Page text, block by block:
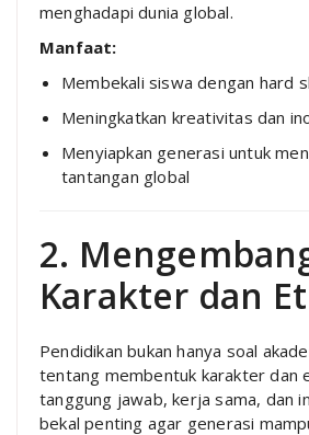
menghadapi dunia global.
Manfaat:
Membekali siswa dengan hard
Meningkatkan kreativitas dan
Menyiapkan generasi untuk
tantangan global
2.
Karakter dan
Pendidikan bukan hanya soal
tentang membentuk karakter dan
tanggung jawab, kerja sama, dan
bekal penting agar generasi